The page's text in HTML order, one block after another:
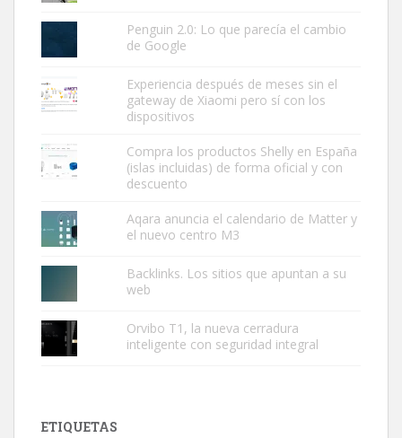
Penguin 2.0: Lo que parecía el cambio
de Google
Experiencia después de meses sin el
gateway de Xiaomi pero sí con los
dispositivos
Compra los productos Shelly en España
(islas incluidas) de forma oficial y con
descuento
Aqara anuncia el calendario de Matter y
el nuevo centro M3
Backlinks. Los sitios que apuntan a su
web
Orvibo T1, la nueva cerradura
inteligente con seguridad integral
ETIQUETAS